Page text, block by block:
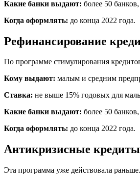
Какие банки выдают: более 50
Когда оформлять: до конца 2022 года.
Рефинансирование
По программе стимулирования
Кому выдают: малым и средним
Ставка: не выше 15% годовых для
Какие банки выдают: более 50
Когда оформлять: до конца 2022 года.
Антикризисные кредиты
Эта программа уже действовала